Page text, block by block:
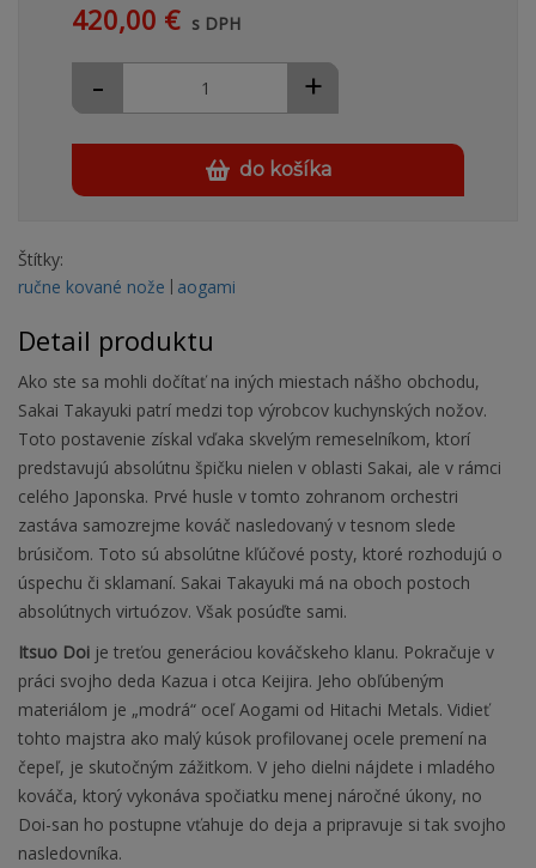
420,00 € s DPH
+
-
do košíka
Štítky:
ručne kované nože
aogami
Detail produktu
Ako ste sa mohli dočítať na iných miestach nášho obchodu,
Sakai Takayuki patrí medzi top výrobcov kuchynských nožov.
Toto postavenie získal vďaka skvelým remeselníkom, ktorí
predstavujú absolútnu špičku nielen v oblasti Sakai, ale v rámci
celého Japonska. Prvé husle v tomto zohranom orchestri
zastáva samozrejme kováč nasledovaný v tesnom slede
brúsičom. Toto sú absolútne kľúčové posty, ktoré rozhodujú o
úspechu či sklamaní. Sakai Takayuki má na oboch postoch
absolútnych virtuózov. Však posúďte sami.
Itsuo Doi je treťou generáciou kováčskeho klanu. Pokračuje v
práci svojho deda Kazua i otca Keijira. Jeho obľúbeným
materiálom je „modrá“ oceľ Aogami od Hitachi Metals. Vidieť
tohto majstra ako malý kúsok profilovanej ocele premení na
čepeľ, je skutočným zážitkom. V jeho dielni nájdete i mladého
kováča, ktorý vykonáva spočiatku menej náročné úkony, no
Doi-san ho postupne vťahuje do deja a pripravuje si tak svojho
nasledovníka.